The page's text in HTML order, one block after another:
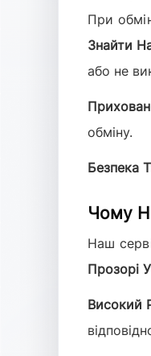
При
Знайти
або не
обміну.
Безпека
Чому
Наш
Прозорі
Високий